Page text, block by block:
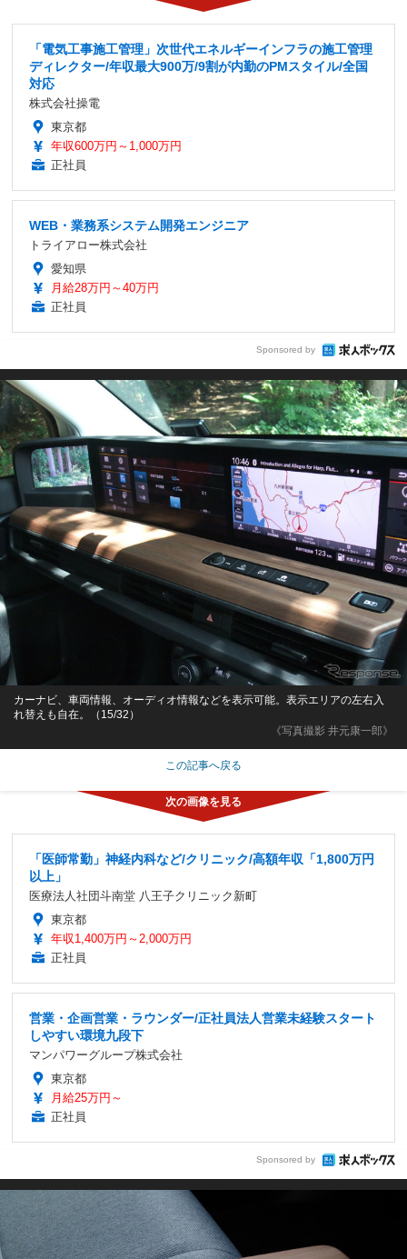
「電気工事施工管理」次世代エネルギーインフラの施工管理
ディレクター/年収最大900万/9割が内勤のPMスタイル/全国
対応
株式会社操電
東京都
年収600万円～1,000万円
正社員
WEB・業務系システム開発エンジニア
トライアロー株式会社
愛知県
月給28万円～40万円
正社員
Sponsored by
《写真撮影 井元康一郎》
カーナビ、車両情報、オーディオ情報などを表示可能。表示エリアの左右入
れ替えも自在。（15/32）
この記事へ戻る
「医師常勤」神経内科など/クリニック/高額年収「1,800万円
以上」
医療法人社団斗南堂 八王子クリニック新町
東京都
年収1,400万円～2,000万円
正社員
営業・企画営業・ラウンダー/正社員法人営業未経験スタート
しやすい環境九段下
マンパワーグループ株式会社
東京都
月給25万円～
正社員
Sponsored by